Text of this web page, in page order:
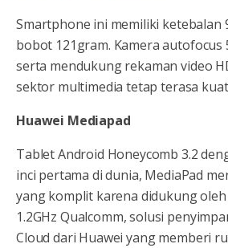
Smartphone ini memiliki ketebalan
bobot 121gram. Kamera autofocus
serta mendukung rekaman video
sektor multimedia tetap terasa
Huawei Mediapad
Tablet Android Honeycomb 3.2
inci pertama di dunia, MediaPad
yang komplit karena didukung
1.2GHz Qualcomm, solusi
Cloud dari Huawei yang memberi